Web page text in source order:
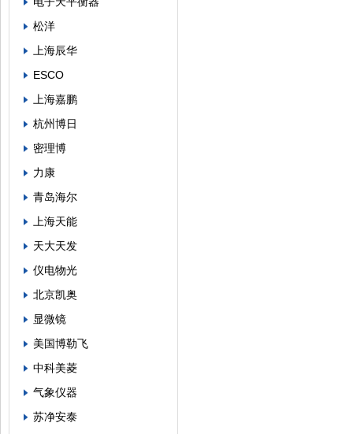
松洋
上海辰华
ESCO
上海嘉鹏
杭州博日
密理博
力康
青岛海尔
上海天能
天大天发
仪电物光
北京凯奥
显微镜
美国博勒飞
中科美菱
气象仪器
苏净安泰